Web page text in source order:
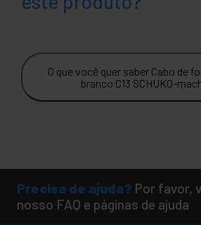
O que você quer saber Cabo de
branco C13 SCHUKO-
Precisa de ajuda? Por favor,
nosso FAQ e páginas de ajuda